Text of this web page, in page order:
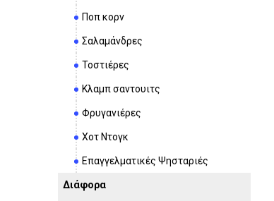
Ποπ κορν
Σαλαμάνδρες
Τοστιέρες
Κλαμπ σαντουιτς
Φρυγανιέρες
Χοτ Ντογκ
Επαγγελματικές Ψησταριές
Διάφορα